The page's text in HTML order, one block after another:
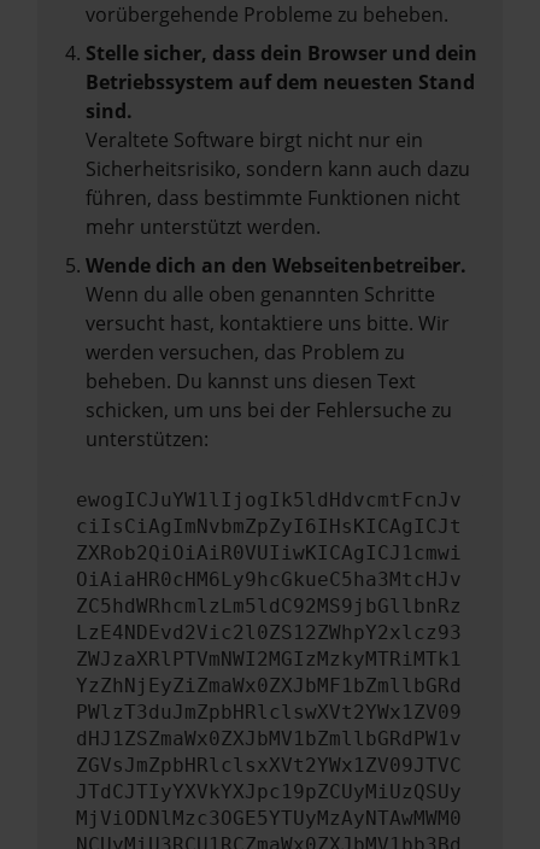
vorübergehende Probleme zu beheben.
Stelle sicher, dass dein Browser und dein
Betriebssystem auf dem neuesten Stand
sind.
Veraltete Software birgt nicht nur ein
Sicherheitsrisiko, sondern kann auch dazu
führen, dass bestimmte Funktionen nicht
mehr unterstützt werden.
Wende dich an den Webseitenbetreiber.
Wenn du alle oben genannten Schritte
versucht hast, kontaktiere uns bitte. Wir
werden versuchen, das Problem zu
beheben. Du kannst uns diesen Text
schicken, um uns bei der Fehlersuche zu
unterstützen:
ewogICJuYW1lIjogIk5ldHdvcmtFcnJv
ciIsCiAgImNvbmZpZyI6IHsKICAgICJt
ZXRob2QiOiAiR0VUIiwKICAgICJ1cmwi
OiAiaHR0cHM6Ly9hcGkueC5ha3MtcHJv
ZC5hdWRhcmlzLm5ldC92MS9jbGllbnRz
LzE4NDEvd2Vic2l0ZS12ZWhpY2xlcz93
ZWJzaXRlPTVmNWI2MGIzMzkyMTRiMTk1
YzZhNjEyZiZmaWx0ZXJbMF1bZmllbGRd
PWlzT3duJmZpbHRlclswXVt2YWx1ZV09
dHJ1ZSZmaWx0ZXJbMV1bZmllbGRdPW1v
ZGVsJmZpbHRlclsxXVt2YWx1ZV09JTVC
JTdCJTIyYXVkYXJpc19pZCUyMiUzQSUy
MjViODNlMzc3OGE5YTUyMzAyNTAwMWM0